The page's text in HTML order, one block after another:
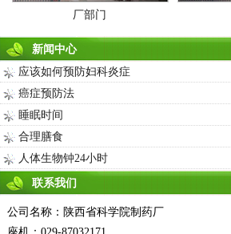
厂部门
新闻中心
应该如何预防妇科炎症
癌症预防法
睡眠时间
合理膳食
人体生物钟24小时
联系我们
公司名称：陕西省科学院制药厂